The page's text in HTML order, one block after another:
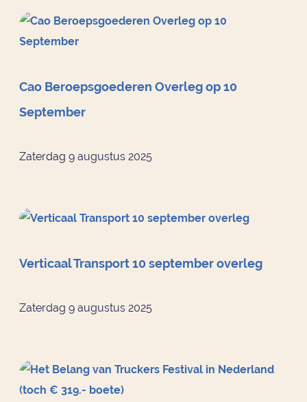
Cao Beroepsgoederen Overleg op 10
September
Zaterdag 9 augustus 2025
Verticaal Transport 10 september overleg
Zaterdag 9 augustus 2025